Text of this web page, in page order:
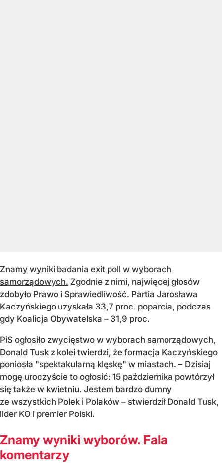
Znamy wyniki badania exit poll w wyborach
samorządowych. Zgodnie z nimi, najwięcej głosów
zdobyło Prawo i Sprawiedliwość. Partia Jarosława
Kaczyńskiego uzyskała 33,7 proc. poparcia, podczas
gdy Koalicja Obywatelska – 31,9 proc.
PiS ogłosiło zwycięstwo w wyborach samorządowych,
Donald Tusk z kolei twierdzi, że formacja Kaczyńskiego
poniosła "spektakularną klęskę" w miastach. – Dzisiaj
mogę uroczyście to ogłosić: 15 października powtórzył
się także w kwietniu. Jestem bardzo dumny
ze wszystkich Polek i Polaków – stwierdził Donald Tusk,
lider KO i premier Polski.
Znamy wyniki wyborów. Fala
komentarzy